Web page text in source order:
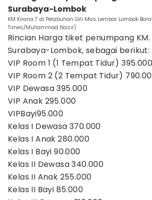
Surabaya-Lombok
KM Kirana 7 di Pelabuhan Gili Mas Lembar Lombok
Times/Muhammad Nasir)
Rincian Harga tiket penumpang
Surabaya-Lombok, sebagai berikut:
VIP Room 1 (1 Tempat Tidur) 395.000
VIP Room 2 (2 Tempat Tidur)
VIP Dewasa 395.000
VIP Anak 295.000
VIPBayi95.000
Kelas I Dewasa 370.000
Kelas I Anak 280.000
Kelas I Bayi 90.000
Kelas II Dewasa 340.000
Kelas II Anak 255.000
Kelas II Bayi 85.000